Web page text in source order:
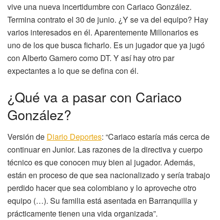
vive una nueva incertidumbre con Cariaco González.
Termina contrato el 30 de junio. ¿Y se va del equipo? Hay
varios interesados en él. Aparentemente Millonarios es
uno de los que busca ficharlo. Es un jugador que ya jugó
con Alberto Gamero como DT. Y así hay otro par
expectantes a lo que se defina con él.
¿Qué va a pasar con Cariaco
González?
Versión de Diario Deportes: “Cariaco estaría más cerca de
continuar en Junior. Las razones de la directiva y cuerpo
técnico es que conocen muy bien al jugador. Además,
están en proceso de que sea nacionalizado y sería trabajo
perdido hacer que sea colombiano y lo aproveche otro
equipo (…). Su familia está asentada en Barranquilla y
prácticamente tienen una vida organizada”.